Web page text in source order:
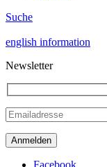
Suche
english information
Newsletter